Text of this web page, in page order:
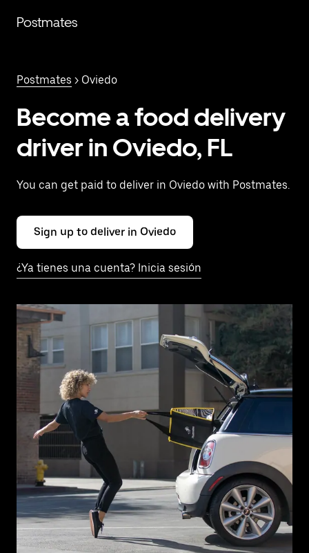
contenido
Postmates
Postmates > Oviedo
Become a food delivery
driver in Oviedo, FL
You can get paid to deliver in Oviedo with Postmates.
Sign up to deliver in Oviedo
¿Ya tienes una cuenta? Inicia sesión